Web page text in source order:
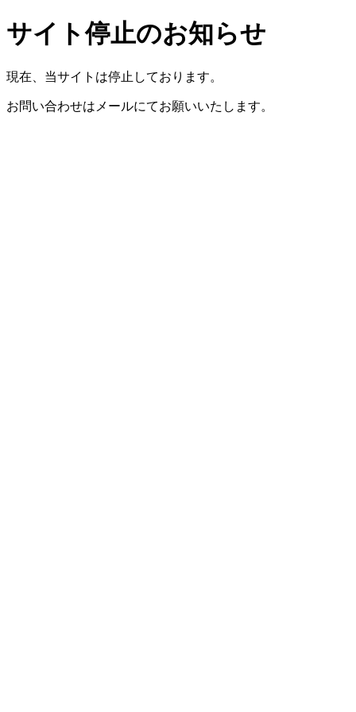
サイト停止のお知らせ
現在、当サイトは停止しております。
お問い合わせはメールにてお願いいたします。